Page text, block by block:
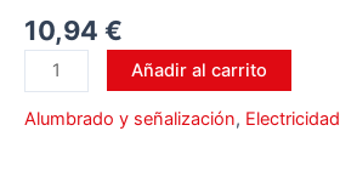
10,94 €
Añadir al carrito
Alumbrado y señalización, Electricidad